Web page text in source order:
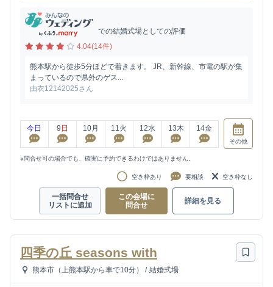
での結婚式場としての評価
4.04(14件)
熊本駅から徒歩5分ほどで着きます。 JR、新幹線、市電の駅が集
まっているので県外のゲス...
由衣12142025さん
今日 9 日 10月 11 火 12水 13木 14金
その他
※問合せ可の場合でも、確実に予約できるわけではありません。
空き枠あり 要相談 空き枠なし
一括問合せ
リストに追加
この会場に
問合せ
詳細を見る
四季の丘 seasons with
熊本市（上熊本駅から車で10分） / 結婚式場